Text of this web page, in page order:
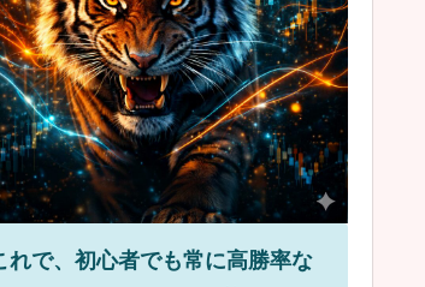
れで、初心者でも常に高勝率な